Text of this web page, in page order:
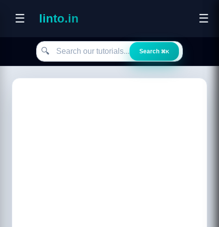
☰ linto.in ☰
Search our tutorials
🔍 Search ⌘K